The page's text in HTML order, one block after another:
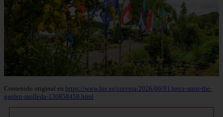
Contenido original en https://www.lne.es/corvera/2026/06/01/trece-anos-the-
garden-molleda-130858458.html